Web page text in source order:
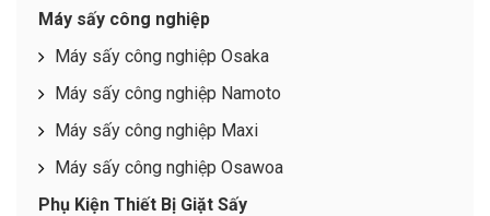
Máy sấy công nghiệp
Máy sấy công nghiệp Osaka
Máy sấy công nghiệp Namoto
Máy sấy công nghiệp Maxi
Máy sấy công nghiệp Osawoa
Phụ Kiện Thiết Bị Giặt Sấy